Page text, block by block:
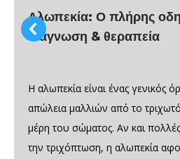
Αλωπεκία: Ο πλήρης
διάγνωση & θεραπεία
Η αλωπεκία είναι ένας γενικός
απώλεια μαλλιών από το
μέρη του σώματος. Αν και
την τριχόπτωση, η αλωπεκία